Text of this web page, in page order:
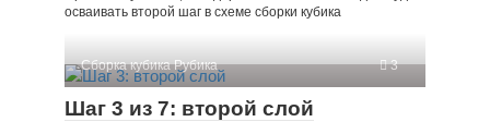
осваивать второй шаг в схеме сборки кубика
Сборка кубика Рубика 3
Шаг 3 из 7: второй слой